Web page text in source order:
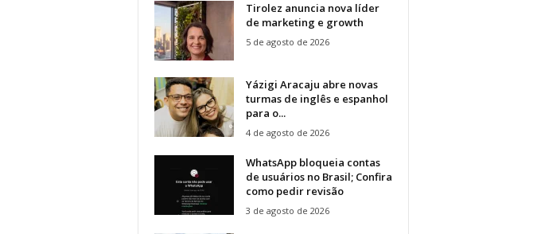
Tirolez anuncia nova líder
de marketing e growth
5 de agosto de 2026
Yázigi Aracaju abre novas
turmas de inglês e espanhol
para o...
4 de agosto de 2026
WhatsApp bloqueia contas
de usuários no Brasil; Confira
como pedir revisão
3 de agosto de 2026